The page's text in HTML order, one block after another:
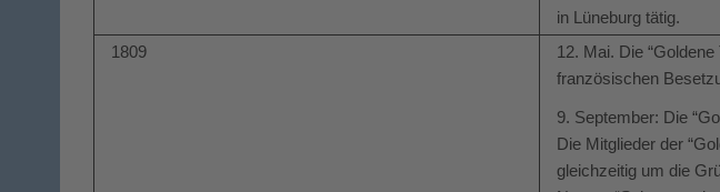
in Lüneburg tätig.
1809
12. Mai. Die
französischen
9. September: Die
Die Mitglieder der
gleichzeitig um die